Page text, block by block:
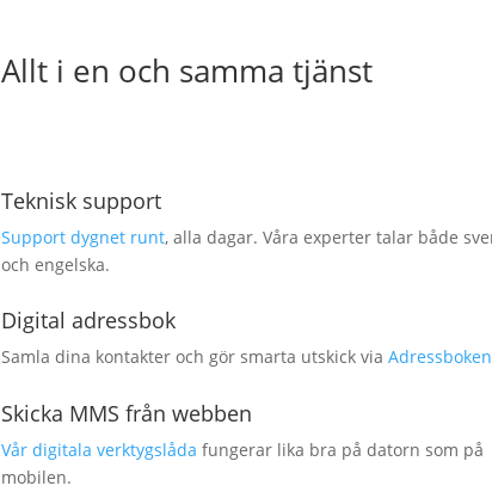
Allt i en och samma tjänst
Teknisk support
Support dygnet runt, alla dagar. Våra experter talar både
och engelska.
Digital adressbok
Samla dina kontakter och gör smarta utskick viaAdressboken
Skicka MMS från webben
Vår digitala verktygslåda fungerar lika bra på datorn som på
mobilen.